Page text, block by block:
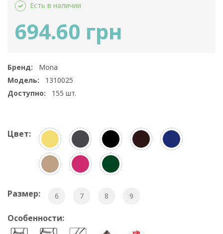
Есть в наличии
694.60 грн
Бренд:
Mona
Модель:
1310025
Доступно:
155 шт.
Цвет:
Размер: 6 7 8 9
Особенности: